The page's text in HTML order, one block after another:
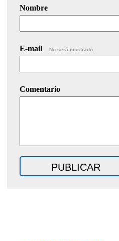
Nombre
E-mail No será mostrado.
Comentario